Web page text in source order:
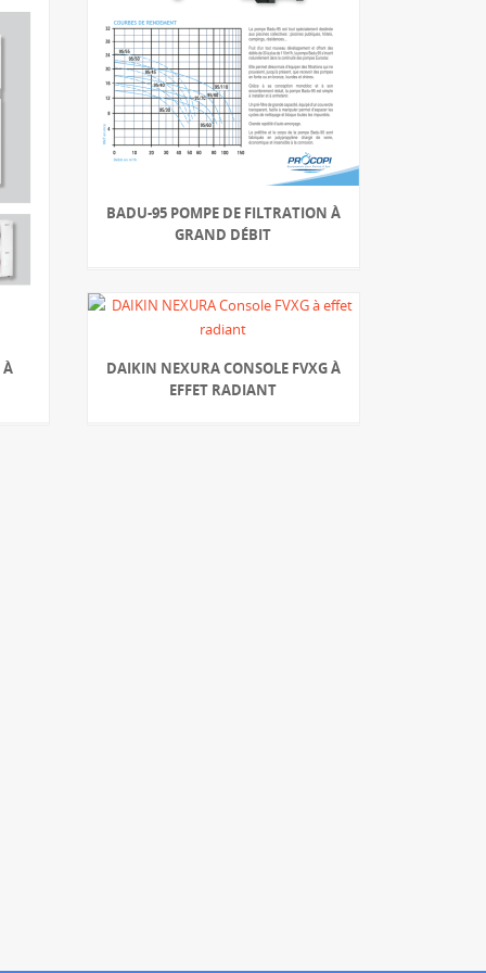
BADU-95 POMPE DE FILTRATION À
GRAND DÉBIT
À
DAIKIN NEXURA CONSOLE FVXG À
EFFET RADIANT